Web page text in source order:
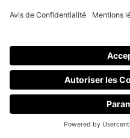
Quelle est la
Mon installation
après le
faire maintenant